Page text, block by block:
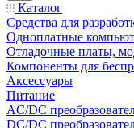
Каталог
Средства для
Одноплатные
Отладочные платы,
Компоненты для
Аксессуары
Питание
AC/DC
DC/DC